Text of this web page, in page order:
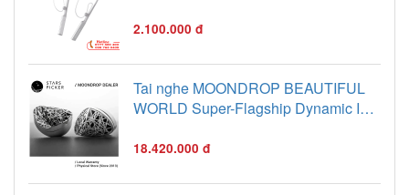
2.100.000 đ
Tai nghe MOONDROP BEAUTIFUL
WORLD Super-Flagship Dynamic In-
18.420.000 đ